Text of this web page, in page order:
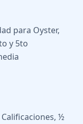
para Oyster,
y 5to
½